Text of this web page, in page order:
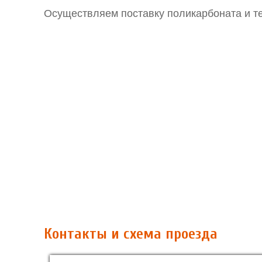
Осуществляем поставку поликарбоната и
Контакты и схема проезда